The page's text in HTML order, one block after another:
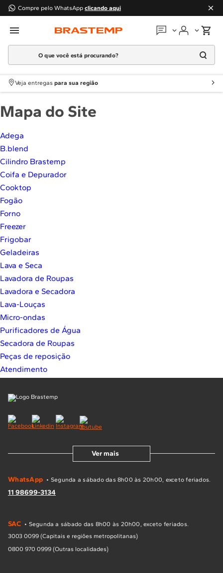
Compre pelo WhatsApp clicando aqui
Em que podemos
O que você está procurando?
Termos mais buscados
1º Geladeira
2 Máquina Lavar
4º
º
7º
8
9
10º
Veja entregas para sua região
Mapa do Site
Adega
B.blend
Cilindro Brastemp
Coifa e Depurador
Cooktop
Fogão
Forno
Freezer
Frigobar
Geladeiras
Lava e Seca
Lavadora de Roupas
Lavadora e Secadora
Lava-Louças
Micro-ondas
Purificadores de Água
Secadora de Roupas
Peças de reposição
Atendimento
Ver mais
WhatsApp • Segunda a sábado das 8h00 às 20h00, exceto feriados.
11 98699-3134
SAC • Segunda a sábado das 8h00 às 20h00, exceto feriados.
3003 0099 (Capitais e regiões metropolitanas)
0800 970 0999 (Outras localidades)